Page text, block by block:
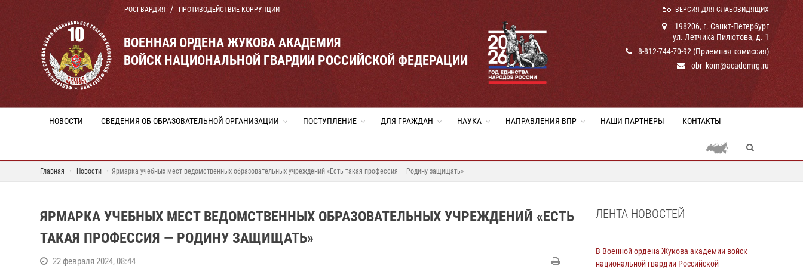
РОСГВАРДИЯ ПРОТИВОДЕЙСТВИЕ КОРРУПЦИИ ВЕРСИЯ ДЛЯ СЛАБОВИДЯЩИХ
ВОЕННАЯ ОРДЕНА ЖУКОВА АКАДЕМИЯ
ВОЙСК НАЦИОНАЛЬНОЙ ГВАРДИИ РОССИЙСКОЙ ФЕДЕРАЦИИ
198206, г. Санкт-Петербург
ул. Летчика Пилютова, д. 1
8-812-744-70-92 (Приемная комиссия)
obr_kom@academrg.ru
НОВОСТИ СВЕДЕНИЯ ОБ ОБРАЗОВАТЕЛЬНОЙ ОРГАНИЗАЦИИ ПОСТУПЛЕНИЕ ДЛЯ ГРАЖДАН НАУКА НАПРАВЛЕНИЯ ВПР НАШИ ПАРТНЕРЫ КОНТАКТЫ
Главная Новости Ярмарка учебных мест ведомственных образовательных учреждений «Есть такая профессия — Родину защищать»
ЯРМАРКА УЧЕБНЫХ МЕСТ ВЕДОМСТВЕННЫХ ОБРАЗОВАТЕЛЬНЫХ УЧРЕЖДЕНИЙ «ЕСТЬ
ТАКАЯ ПРОФЕССИЯ — РОДИНУ ЗАЩИЩАТЬ»
22 февраля 2024, 08:44
ЛЕНТА НОВОСТЕЙ
В Военной ордена Жукова академии войск
национальной гвардии Российской